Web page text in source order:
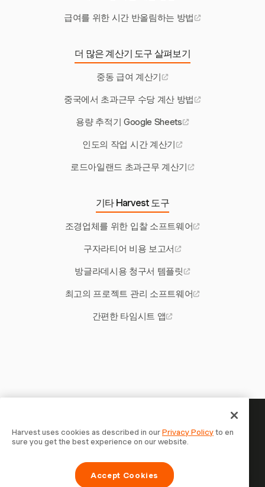
급여를 위한 시간 반올림하는 방법
더 많은 계산기 도구 살펴보기
중동 급여 계산기
중국에서 초과근무 수당 계산 방법
용량 추적기 Google Sheets
인도의 작업 시간 계산기
로드아일랜드 초과근무 계산기
기타 Harvest 도구
조경업체를 위한 입찰 소프트웨어
구자라티어 비용 보고서
방글라데시용 청구서 템플릿
최고의 프로젝트 관리 소프트웨어
간편한 타임시트 앱
당신의 시간은 기록할 가치가 있
습니다 — 지금 시작하세요
Harvest로 시간을 추적하고, 고객에게 청구하고, 더 빠르게
결제를 받는 70,000개 이상의 기업에 합류하세요. 무료 체험,
Harvest uses cookies as described in ourPrivacy Policyto en
sure you get the best experience on our website.
Accept Cookies